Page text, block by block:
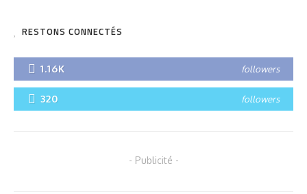
RESTONS CONNECTÉS
1.16K followers
320 followers
- Publicité -